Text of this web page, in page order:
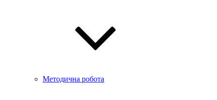
Методична робота